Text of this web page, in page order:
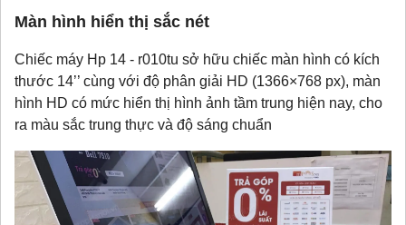
Màn hình hiển thị sắc nét
Chiếc máy Hp 14 - r010tu sở hữu chiếc màn hình có kích
thước 14’’ cùng với độ phân giải HD (1366×768 px), màn
hình HD có mức hiển thị hình ảnh tầm trung hiện nay, cho
ra màu sắc trung thực và độ sáng chuẩn